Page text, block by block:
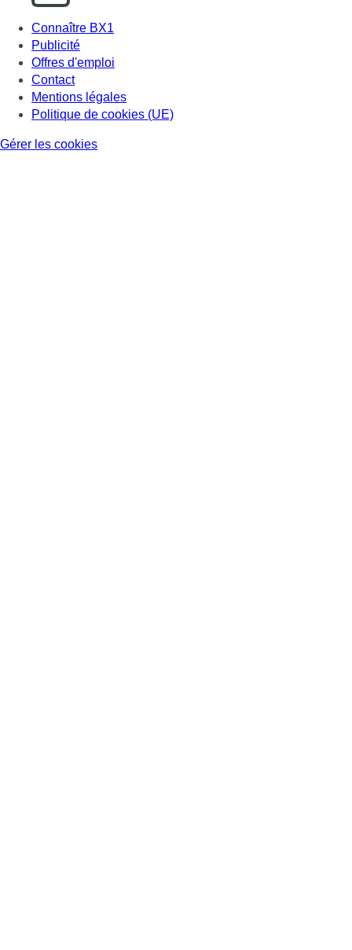
Connaître BX1
Publicité
Offres d'emploi
Contact
Mentions légales
Politique de cookies (UE)
Gérer les cookies